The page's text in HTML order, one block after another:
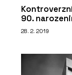
90.
28. 2. 2019